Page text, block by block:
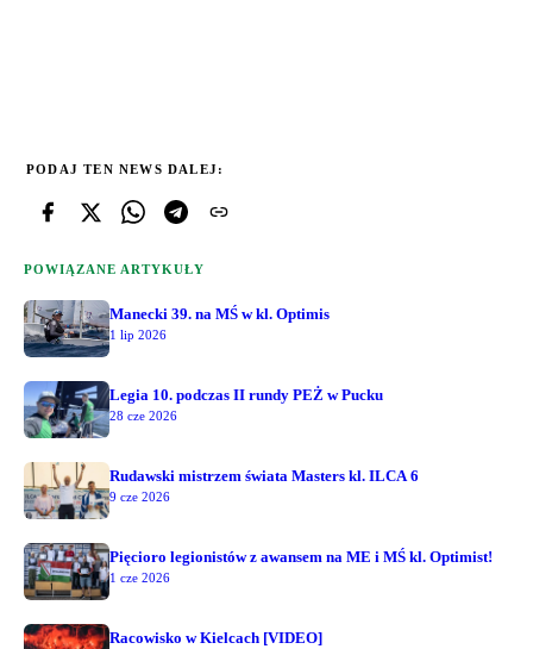
PODAJ TEN NEWS DALEJ:
POWIĄZANE ARTYKUŁY
Manecki 39. na MŚ w kl. Optimis
1 lip 2026
Legia 10. podczas II rundy PEŻ w Pucku
28 cze 2026
Rudawski mistrzem świata Masters kl. ILCA 6
9 cze 2026
Pięcioro legionistów z awansem na ME i MŚ kl. Optimist!
1 cze 2026
Racowisko w Kielcach [VIDEO]